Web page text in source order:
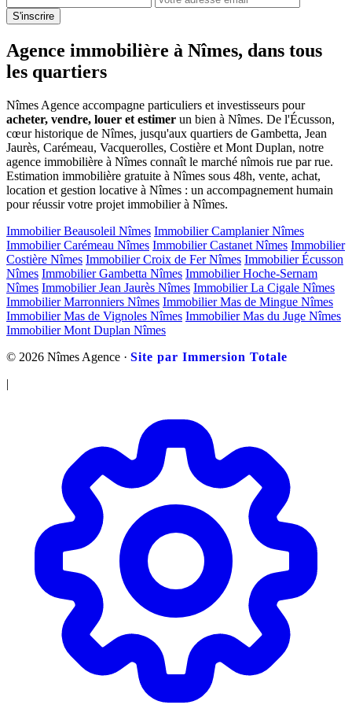
S'inscrire
Agence immobilière à Nîmes, dans tous
les quartiers
Nîmes Agence accompagne particuliers et investisseurs pour
acheter, vendre, louer et estimer un bien à Nîmes. De l'Écusson,
cœur historique de Nîmes, jusqu'aux quartiers de Gambetta, Jean
Jaurès, Carémeau, Vacquerolles, Costière et Mont Duplan, notre
agence immobilière à Nîmes connaît le marché nîmois rue par rue.
Estimation immobilière gratuite à Nîmes sous 48h, vente, achat,
location et gestion locative à Nîmes : un accompagnement humain
pour réussir votre projet immobilier à Nîmes.
Immobilier Beausoleil Nîmes Immobilier Camplanier Nîmes
Immobilier Carémeau Nîmes Immobilier Castanet Nîmes Immobilier
Costière Nîmes Immobilier Croix de Fer Nîmes Immobilier Écusson
Nîmes Immobilier Gambetta Nîmes Immobilier Hoche-Sernam
Nîmes Immobilier Jean Jaurès Nîmes Immobilier La Cigale Nîmes
Immobilier Marronniers Nîmes Immobilier Mas de Mingue Nîmes
Immobilier Mas de Vignoles Nîmes Immobilier Mas du Juge Nîmes
Immobilier Mont Duplan Nîmes
© 2026 Nîmes Agence · Site par Immersion Totale
|